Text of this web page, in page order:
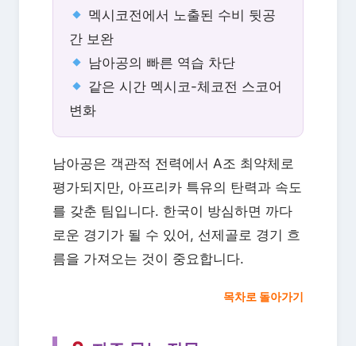
멕시코전에서 노출된 수비 뒷공
간 보완
남아공의 빠른 역습 차단
같은 시간 멕시코-체코전 스코어
변화
남아공은 객관적 전력에서 A조 최약체로
평가되지만, 아프리카 특유의 탄력과 속도
를 갖춘 팀입니다. 한국이 방심하면 까다
로운 경기가 될 수 있어, 선제골로 경기 흐
름을 가져오는 것이 중요합니다.
목차로 돌아가기